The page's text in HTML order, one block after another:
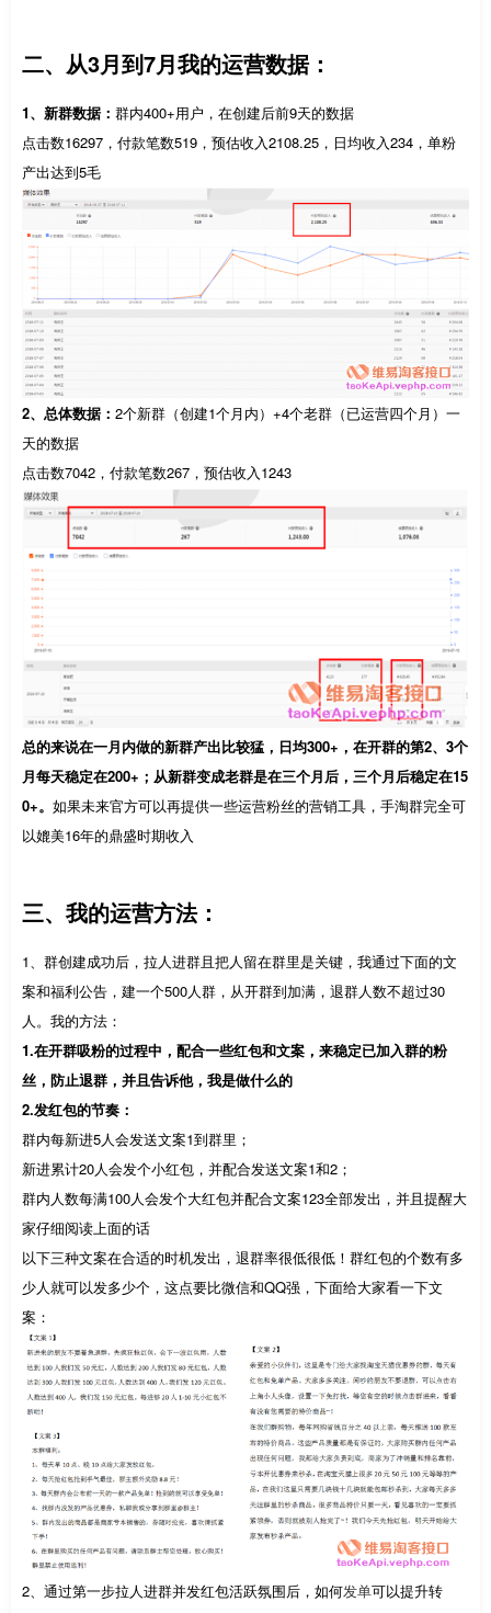
二、从3月到7月我的运营数据：
1、新群数据： 群内400+用户，在创建后前9天的数据
点击数16297，付款笔数519，预估收入2108.25，日均收入234，单粉
产出达到5毛
2、总体数据： 2个新群（创建1个月内）+4个老群（已运营四个月）一
天的数据
点击数7042，付款笔数267，预估收入1243
总的来说在一月内做的新群产出比较猛，日均300+，在开群的第2、3个
月每天稳定在200+；从新群变成老群是在三个月后，三个月后稳定在15
0+。 如果未来官方可以再提供一些运营粉丝的营销工具，手淘群完全可
以媲美16年的鼎盛时期收入
三、我的运营方法：
1、群创建成功后，拉人进群且把人留在群里是关键，我通过下面的文
案和福利公告，建一个500人群，从开群到加满，退群人数不超过30
人。我的方法：
1.在开群吸粉的过程中，配合一些红包和文案，来稳定已加入群的粉
丝，防止退群，并且告诉他，我是做什么的
2.发红包的节奏：
群内每新进5人会发送文案1到群里；
新进累计20人会发个小红包，并配合发送文案1和2；
群内人数每满100人会发个大红包并配合文案123全部发出，并且提醒大
家仔细阅读上面的话
以下三种文案在合适的时机发出，退群率很低很低！群红包的个数有多
少人就可以发多少个，这点要比微信和QQ强，下面给大家看一下文
案：
2、通过第一步拉人进群并发红包活跃氛围后，如何发单可以提升转